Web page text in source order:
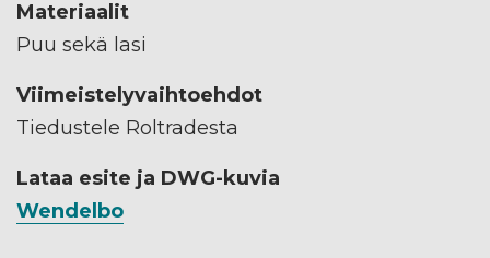
Materiaalit
Puu sekä lasi
Viimeistelyvaihtoehdot
Tiedustele Roltradesta
Lataa esite ja DWG-kuvia
Wendelbo